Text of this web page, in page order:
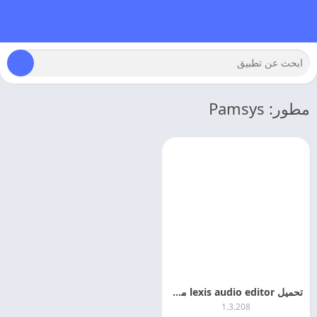
مطور: Pamsys
تحميل lexis audio editor مهكر اخر اصدار
1.3.208